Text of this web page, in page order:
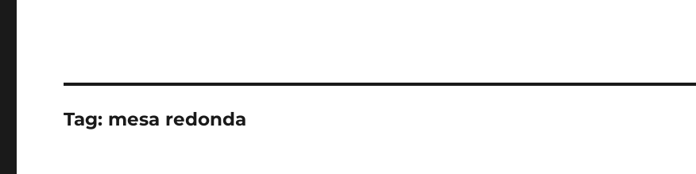
Tag: mesa redonda